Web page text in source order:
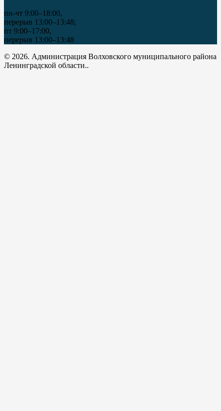
пн-чт 9:00–18:00,
перерыв 13:00–13:48;
пт 9:00–17:00,
перерыв 13:00–13:48
© 2026. Администрация Волховского муниципального района
Ленинградской области..